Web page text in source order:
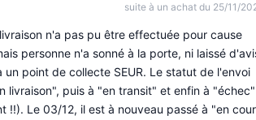
suite à un achat du 25/11/
n'a pas pu être effectuée pour cause
personne n'a sonné à la porte, ni laissé
point de collecte SEUR. Le statut de l'envoi
livraison", puis à "en transit" et enfin à "échec"
Le 03/12, il est à nouveau passé à "en